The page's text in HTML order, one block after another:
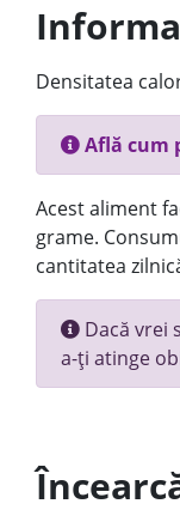
Densitatea
Află cum
Acest aliment
grame.
cantitatea
Dacă vrei
a-ți atinge